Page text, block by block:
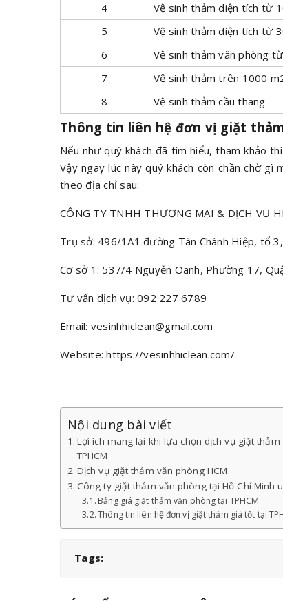
4
Vệ sinh thảm diện tích từ
5
Vệ sinh thảm diện tích từ
6
Vệ sinh thảm văn phòng
7
Vệ sinh thảm trên 1000
8
Vệ sinh thảm cầu thang
Thông tin liên hệ đơn vị giặt
Nếu như quý khách đã tìm hiểu, tham khảo
Vậy ngay lúc này quý khách còn chần chờ
theo địa chỉ sau:
CÔNG TY TNHH THƯƠNG MẠI & DỊCH VỤ
Trụ sở: 496/1A1 đường Tân Chánh Hiệp, tổ
Cơ sở 1: 537/4 Nguyễn Oanh, Phường 17,
Tư vấn dịch vụ: 092 227 6789
Email: vesinhhiclean@gmail.com
Website: https://vesinhhiclean.com/
Nội dung bài viết
Lợi ích mang lại khi lựa chọn dịch vụ giặt
TPHCM
Dịch vụ giặt thảm văn phòng HCM
Công ty giặt thảm văn phòng tại Hồ Chí Minh
Bảng giá giặt thảm văn phòng tại TPHCM
Thông tin liên hệ đơn vị giặt thảm giá tốt tại
Tags: